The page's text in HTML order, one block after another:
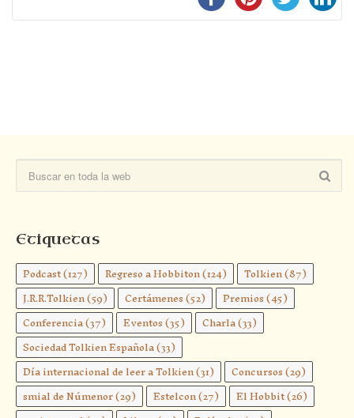
Etiquetas
Podcast(127) Regreso a Hobbiton(124) Tolkien(87)
J.R.R.Tolkien(59) Certámenes(52) Premios(45)
Conferencia(37) Eventos(35) Charla(33)
Sociedad Tolkien Española(33)
Día internacional de leer a Tolkien(31) Concursos(29)
smial de Númenor(29) Estelcon(27) El Hobbit(26)